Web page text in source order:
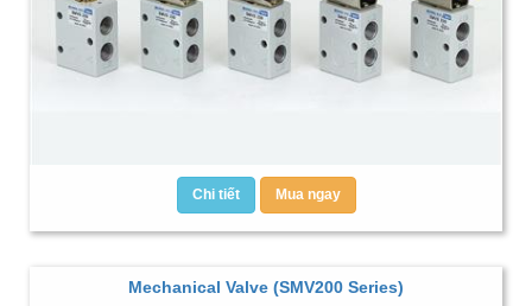
Chi tiết Mua ngay
Mechanical Valve (SMV200 Series)